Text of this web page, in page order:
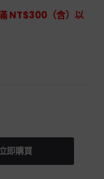
NT$300（含）以
立即購買